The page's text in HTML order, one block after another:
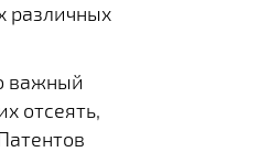
различных
важный
отсеять,